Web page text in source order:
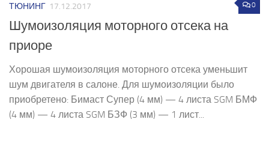
0
ТЮНИНГ 17.12.2017
Шумоизоляция моторного отсека на
приоре
Хорошая шумоизоляция моторного отсека уменьшит
шум двигателя в салоне. Для шумоизоляции было
приобретено: Бимаст Супер (4 мм) — 4 листа SGM БМФ
(4 мм) — 4 листа SGM БЗФ (3 мм) — 1 лист...